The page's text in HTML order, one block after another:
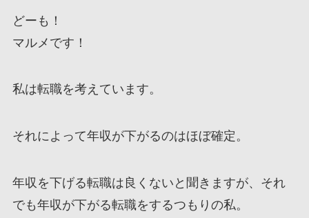
どーも！
マルメです！
私は転職を考えています。
それによって年収が下がるのはほぼ確定。
年収を下げる転職は良くないと聞きますが、それ
でも年収が下がる転職をするつもりの私。